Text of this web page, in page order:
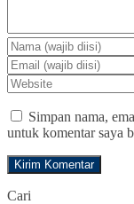
Simpan nama,
untuk komentar saya
Cari